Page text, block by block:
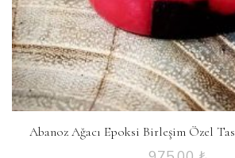
Abanoz Ağacı Epoksi Birleşim Özel